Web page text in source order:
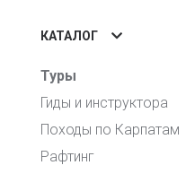
КАТАЛОГ
Туры
Гиды и инструктора
Походы по Карпатам
Рафтинг